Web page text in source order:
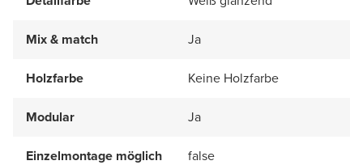
Mix & match Ja
Holzfarbe Keine Holzfarbe
Modular Ja
Einzelmontage möglich false